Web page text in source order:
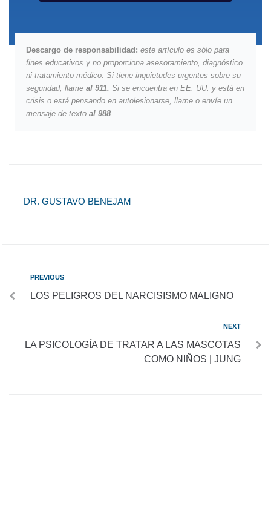
Descargo de responsabilidad: este artículo es sólo para
fines educativos y no proporciona asesoramiento, diagnóstico
ni tratamiento médico. Si tiene inquietudes urgentes sobre su
seguridad, llame al 911. Si se encuentra en EE. UU. y está en
crisis o está pensando en autolesionarse, llame o envíe un
mensaje de texto al 988
DR. GUSTAVO BENEJAM
PREVIOUS
LOS PELIGROS DEL NARCISISMO MALIGNO
NEXT
LA PSICOLOGÍA DE TRATAR A LAS MASCOTAS
COMO NIÑOS | JUNG